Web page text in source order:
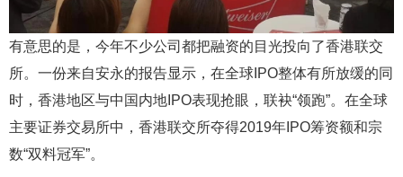
有意思的是，今年不少公司都把融资的目光投向了香港联交
所。一份来自安永的报告显示，在全球IPO整体有所放缓的同
时，香港地区与中国内地IPO表现抢眼，联袂“领跑”。在全球
主要证券交易所中，香港联交所夺得2019年IPO筹资额和宗
数“双料冠军”。